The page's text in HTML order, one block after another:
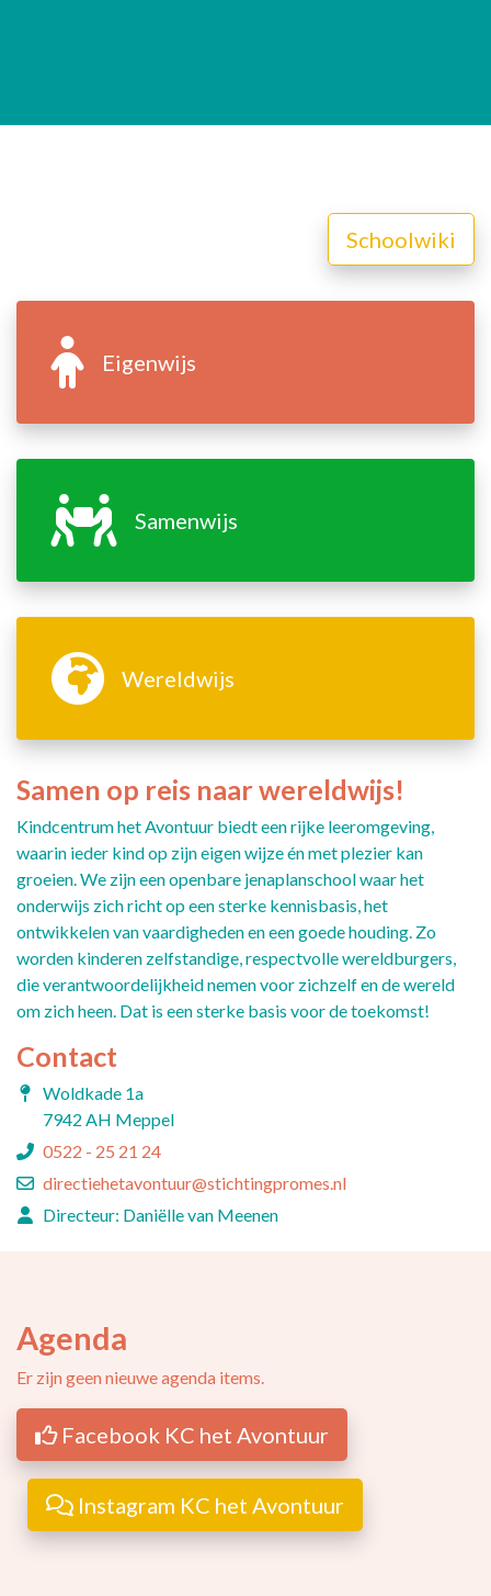
Schoolwiki
Eigenwijs
Samenwijs
Wereldwijs
Samen op reis naar wereldwijs!
Kindcentrum het Avontuur biedt een rijke leeromgeving,
waarin ieder kind op zijn eigen wijze én met plezier kan
groeien. We zijn een openbare jenaplanschool waar het
onderwijs zich richt op een sterke kennisbasis, het
ontwikkelen van vaardigheden en een goede houding. Zo
worden kinderen zelfstandige, respectvolle wereldburgers,
die verantwoordelijkheid nemen voor zichzelf en de wereld
om zich heen. Dat is een sterke basis voor de toekomst!
Contact
Woldkade 1a
7942 AH Meppel
0522 - 25 21 24
directiehetavontuur@stichtingpromes.nl
Directeur: Daniëlle van Meenen
Agenda
Er zijn geen nieuwe agenda items.
Facebook KC het Avontuur
Instagram KC het Avontuur